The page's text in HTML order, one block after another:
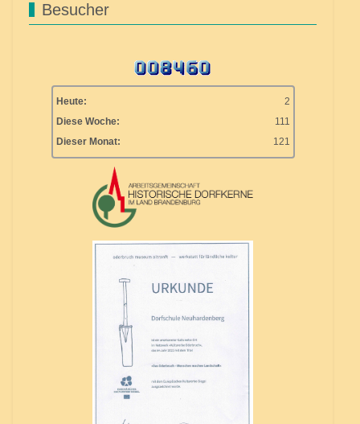
Besucher
Heute:
2
Diese Woche:
111
Dieser Monat:
121